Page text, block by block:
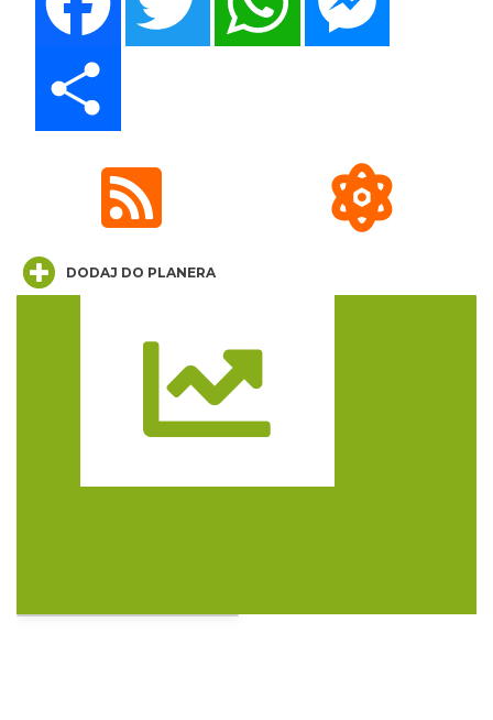
2026-08-29
0.00 km
XV Skarby z Cieszyńskiej Trówły
0.00 kmDODAJ DO PLANERA